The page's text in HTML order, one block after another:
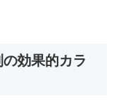
効果的カラ